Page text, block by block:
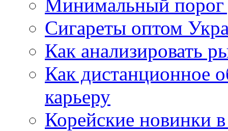
Минимальный порог
Сигареты оптом
Как анализировать
Как дистанционное
карьеру
Корейские новинки